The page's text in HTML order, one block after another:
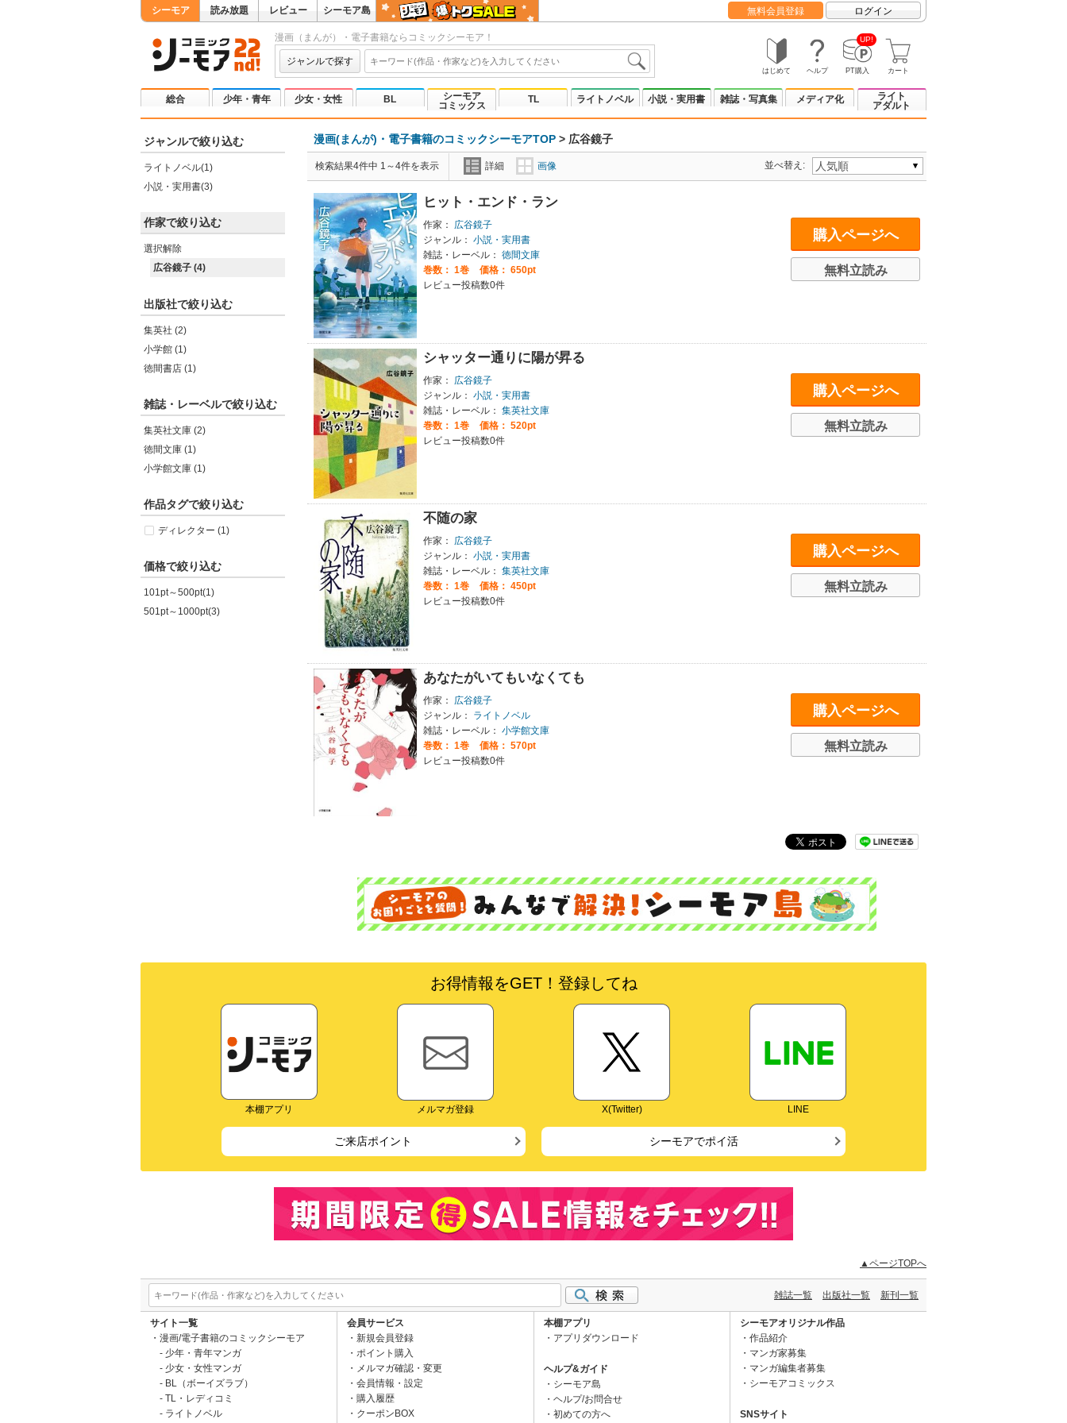
シーモア 読み放題 レビュー シーモア島 無料会員登録 ログイン
漫画（まんが）・電子書籍ならコミックシーモア！
ジャンルで探す
はじめて ヘルプ
UP!
PT購入 カート
総合 少年・青年 少女・女性 BL
シーモア
コミックス
TL ライトノベル 小説・実用書 雑誌・写真集 メディア化
ライト
アダルト
ジャンルで絞り込む
ライトノベル(1)
小説・実用書(3)
作家で絞り込む
選択解除
広谷鏡子 (4)
出版社で絞り込む
集英社 (2)
小学館 (1)
徳間書店 (1)
雑誌・レーベルで絞り込む
集英社文庫 (2)
徳間文庫 (1)
小学館文庫 (1)
作品タグで絞り込む
ディレクター (1)
価格で絞り込む
101pt～500pt(1)
501pt～1000pt(3)
漫画(まんが)・電子書籍のコミックシーモアTOP > 広谷鏡子
検索結果4件中 1～4件を表示 詳細 画像 並べ替え:
ヒット・エンド・ラン
作家：
広谷鏡子
ジャンル： 小説・実用書
雑誌・レーベル： 徳間文庫
巻数： 1巻
価格： 650pt
レビュー投稿数0件
購入ページへ
無料立読み
シャッター通りに陽が昇る
作家：
広谷鏡子
ジャンル： 小説・実用書
雑誌・レーベル： 集英社文庫
巻数： 1巻
価格： 520pt
レビュー投稿数0件
購入ページへ
無料立読み
不随の家
作家：
広谷鏡子
ジャンル： 小説・実用書
雑誌・レーベル： 集英社文庫
巻数： 1巻
価格： 450pt
レビュー投稿数0件
購入ページへ
無料立読み
あなたがいてもいなくても
作家：
広谷鏡子
ジャンル：
ライトノベル
雑誌・レーベル： 小学館文庫
巻数： 1巻
価格： 570pt
レビュー投稿数0件
購入ページへ
無料立読み
お得情報をGET！登録してね
本棚アプリ メルマガ登録 X(Twitter) LINE
ご来店ポイント シーモアでポイ活
▲ページTOPへ
雑誌一覧 出版社一覧 新刊一覧
サイト一覧
漫画/電子書籍のコミックシーモア
少年・青年マンガ
少女・女性マンガ
BL（ボーイズラブ）
TL・レディコミ
ライトノベル
会員サービス
新規会員登録
ポイント購入
メルマガ確認・変更
会員情報・設定
購入履歴
クーポンBOX
本棚アプリ
アプリダウンロード
ヘルプ&ガイド
シーモア島
ヘルプ/お問合せ
初めての方へ
シーモアオリジナル作品
作品紹介
マンガ家募集
マンガ編集者募集
シーモアコミックス
SNSサイト